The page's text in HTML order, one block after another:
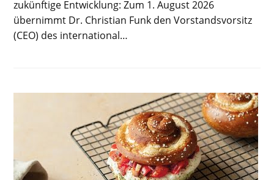
zukünftige Entwicklung: Zum 1. August 2026
übernimmt Dr. Christian Funk den Vorstandsvorsitz
(CEO) des international…